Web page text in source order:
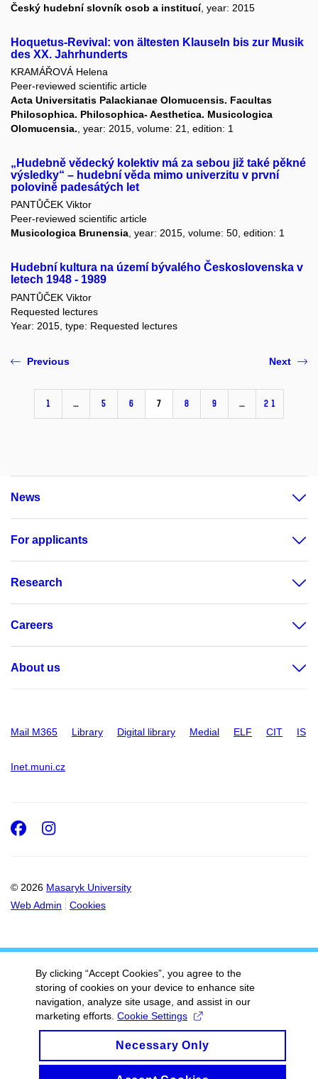
Český hudební slovník osob a institucí, year: 2015
Hoquetus-Revival: von ältesten Klauseln bis zur Musik
des XX. Jahrhunderts
KRAMÁŘOVÁ Helena
Peer-reviewed scientific article
Acta Universitatis Palackianae Olomucensis. Facultas
Philosophica. Philosophica- Aesthetica. Musicologica
Olomucensia. , year: 2015, volume: 21, edition: 1
„Hudebně vědecký kolektiv má za sebou již také pěkné
výsledky“ – hudební věda mimo univerzitu v první
polovině padesátých let
PANTŮČEK Viktor
Peer-reviewed scientific article
Musicologica Brunensia, year: 2015, volume: 50, edition: 1
Hudební kultura na území bývalého Československa v
letech 1948 - 1989
PANTŮČEK Viktor
Requested lectures
Year: 2015, type: Requested lectures
Previous
1 … 5 6 7 8 9 … 21
Next
News
For applicants
Research
Careers
About us
Mail M365 Library Digital library Medial ELF CIT IS
Inet.muni.cz
© 2026 Masaryk University
Web Admin
Cookies
Facebook
Instagram
By clicking “Accept Cookies”, you agree to the
storing of cookies on your device to enhance site
navigation, analyze site usage, and assist in our
marketing efforts. Cookie Settings
Necessary Only